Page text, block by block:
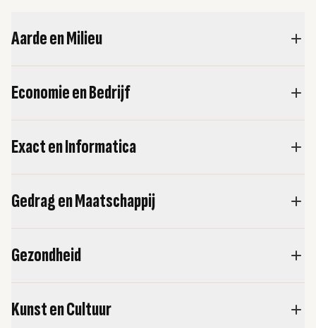
Aarde en Milieu
Economie en Bedrijf
Exact en Informatica
Gedrag en Maatschappij
Gezondheid
Kunst en Cultuur